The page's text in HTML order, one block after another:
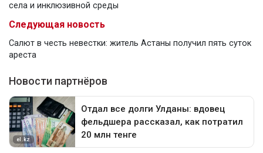
села и инклюзивной среды
Следующая новость
Салют в честь невестки: житель Астаны получил пять суток
ареста